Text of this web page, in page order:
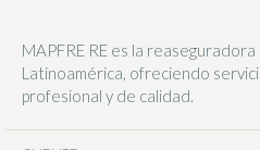
MAPFRE RE es la
Latinoamérica, ofreciendo
profesional y de calidad.